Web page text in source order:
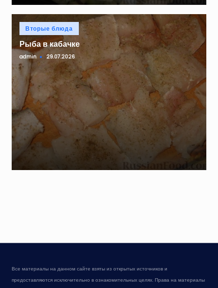
Опубликовано
в Вторые блюда
Рыба в кабачке
Запись
от
admin 29.07.2026
Все материалы на данном сайте взяты из открытых источников и
предоставляются исключительно в ознакомительных целях. Права на материалы